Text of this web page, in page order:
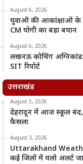
August 6, 2026
युवाओं की आकांक्षाओं के
CM योगी का बड़ा बयान
August 6, 2026
लखनऊ कोचिंग अग्निकांड:
SIT रिपोर्ट
उत्तराखंड
August 5, 2026
देहरादून में आज स्कूल बंद,
फैसला
August 3, 2026
Uttarakhand
कई जिलों में यलो अलर्ट